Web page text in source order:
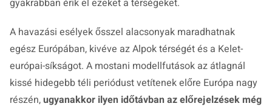
A havazási esélyek ősszel alacsonyak maradhatnak
egész Európában, kivéve az Alpok térségét és a Kelet-
európai-síkságot. A mostani modellfutások az átlagnál
kissé hidegebb téli periódust vetítenek előre Európa nagy
részén,ugyanakkor ilyen időtávban az előrejelzések még